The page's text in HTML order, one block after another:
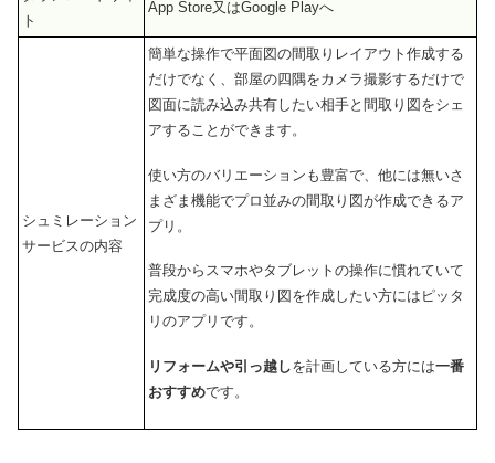
ト
App Store又はGoogle Playへ
シュミレーション
サービスの内容
簡単な操作で平面図の間取りレイアウト作成する
だけでなく、部屋の四隅をカメラ撮影するだけで
図面に読み込み共有したい相手と間取り図をシェ
アすることができます。
使い方のバリエーションも豊富で、他には無いさ
まざま機能でプロ並みの間取り図が作成できるア
プリ。
普段からスマホやタブレットの操作に慣れていて
完成度の高い間取り図を作成したい方にはピッタ
リのアプリです。
リフォームや引っ越しを計画している方には一番
おすすめです。